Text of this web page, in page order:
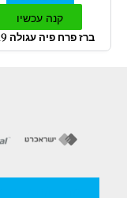
קנה עכשיו
ברז פרח פיה עגולה 3319